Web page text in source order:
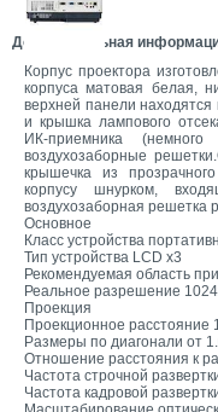
Дополнительная
Корпус проектора
корпуса матовая белая,
верхней панели находятся
и крышка лампового
ИК-приемника
воздухозаборные
крышечка из
корпусу шнурком,
воздухозаборная решетка
Основное
Класс устройства
Тип устройства LCD x3
Рекомендуемая область
Реальное разрешение
Проекция
Проекционное расстояние
Размеры по диагонали от
Отношение расстояния к
Частота строчной
Частота кадровой